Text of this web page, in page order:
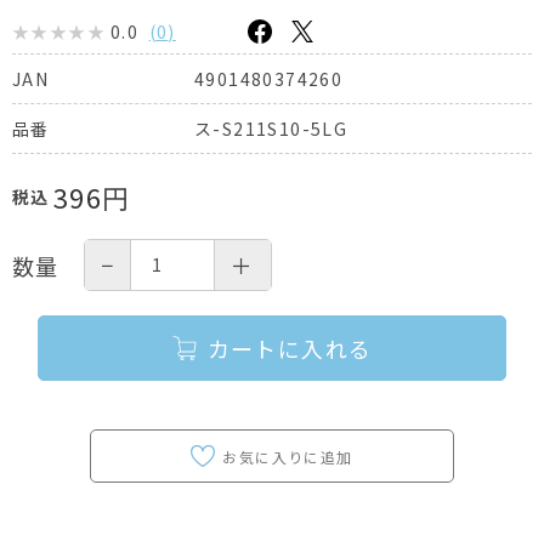
0.0 (0)
JAN
4901480374260
品番 ス-S211S10-5LG
税込 396円
数量 − ＋
カートに入れる